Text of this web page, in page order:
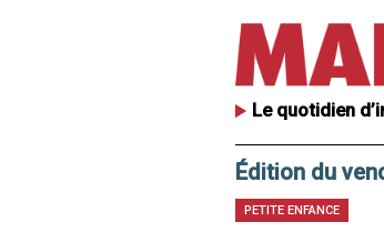
Le quotidien
Édition du
PETITE ENFANCE